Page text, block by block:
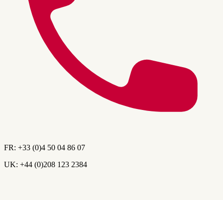
FR: +33 (0)4 50 04 86 07
UK: +44 (0)208 123 2384